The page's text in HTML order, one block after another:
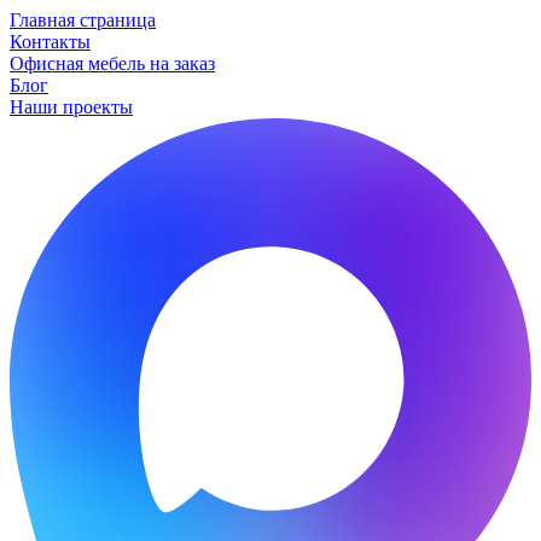
Главная страница
Контакты
Офисная мебель на заказ
Блог
Наши проекты